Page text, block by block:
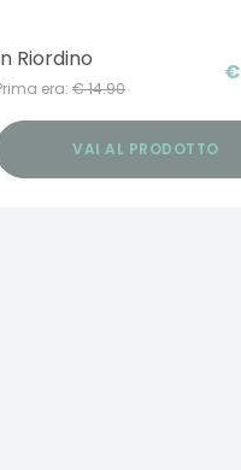
Riordino
era: €14.90
€
VAI AL PRODOTTO